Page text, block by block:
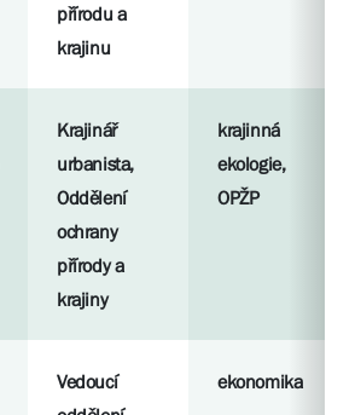
přírodu a
krajinu
Krajinář
urbanista,
Oddělení
ochrany
přírody a
krajiny
krajinná
ekologie,
OPŽP
Vedoucí
ekonomika